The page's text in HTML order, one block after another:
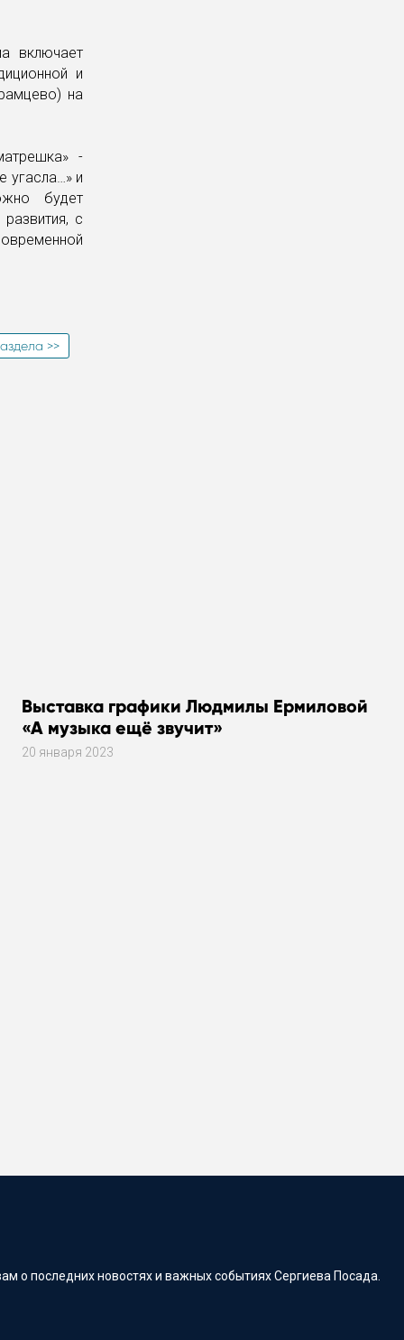
включает
и
на
-
угасла…» и
будет
с
>>
Выставка графики Людмилы Ермиловой
«А музыка ещё звучит»
20 января 2023
о последних новостях и важных событиях Сергиева Посада.